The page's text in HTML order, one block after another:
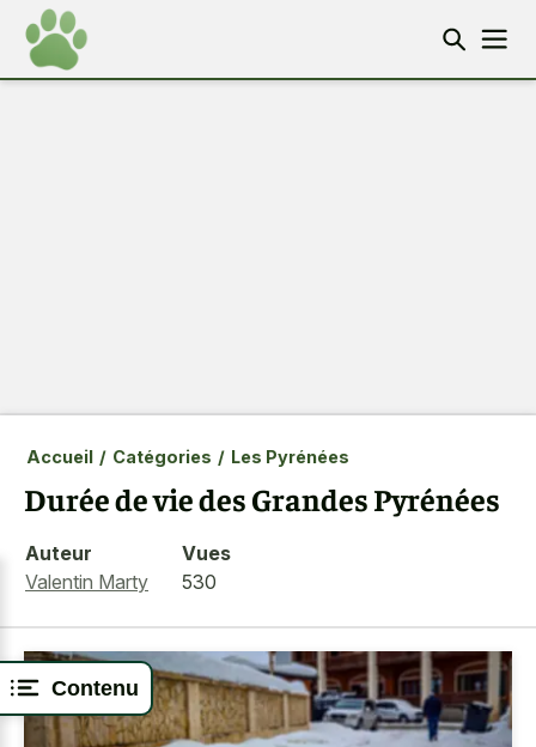
Contenu
Accueil / Catégories / Les Pyrénées
Durée de vie des Grandes Pyrénées
Auteur
Valentin Marty
Vues
530